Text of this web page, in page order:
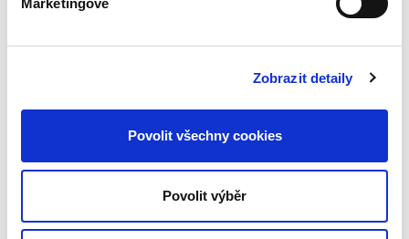
Marketingové
Zobrazit detaily
Povolit všechny cookies
Povolit výběr
nového občanského zákoníku v roce 2014 stala
občanského
zákoníku